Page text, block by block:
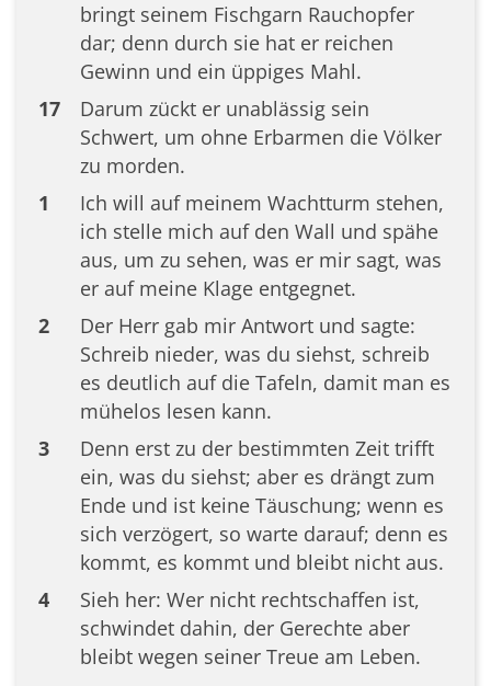
bringt seinem Fischgarn Rauchopfer
dar; denn durch sie hat er reichen
Gewinn und ein üppiges Mahl.
17
Darum zückt er unablässig sein
Schwert, um ohne Erbarmen die Völker
zu morden.
1
Ich will auf meinem Wachtturm stehen,
ich stelle mich auf den Wall und spähe
aus, um zu sehen, was er mir sagt, was
er auf meine Klage entgegnet.
2
Der Herr gab mir Antwort und sagte:
Schreib nieder, was du siehst, schreib
es deutlich auf die Tafeln, damit man es
mühelos lesen kann.
3
Denn erst zu der bestimmten Zeit trifft
ein, was du siehst; aber es drängt zum
Ende und ist keine Täuschung; wenn es
sich verzögert, so warte darauf; denn es
kommt, es kommt und bleibt nicht aus.
4
Sieh her: Wer nicht rechtschaffen ist,
schwindet dahin, der Gerechte aber
bleibt wegen seiner Treue am Leben.